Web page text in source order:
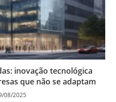
inovação tecnológica
que não se adaptam
08/2025